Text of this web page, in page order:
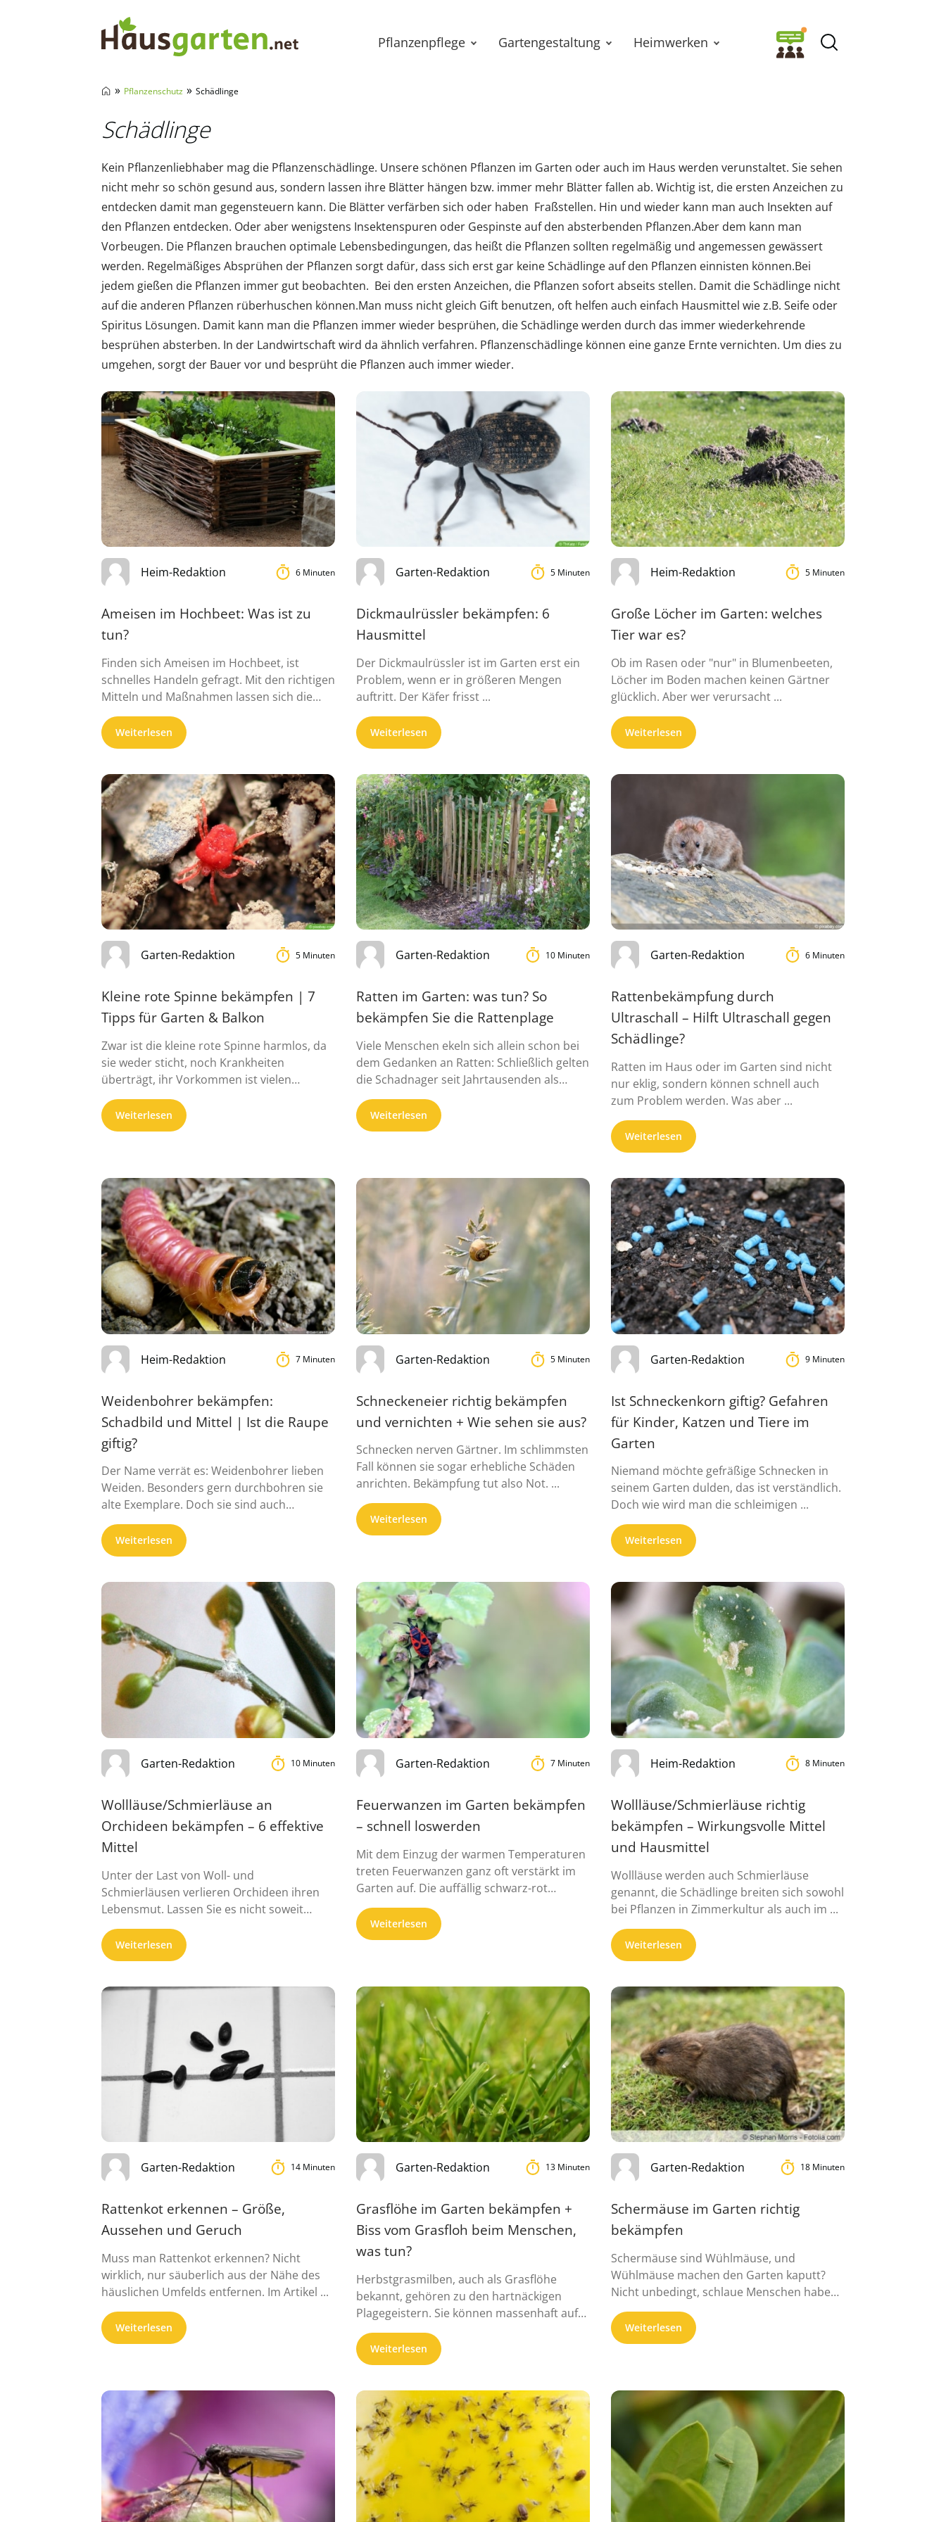
Pflanzenpflege Gartengestaltung Heimwerken
» Pflanzenschutz » Schädlinge
Schädlinge
Kein Pflanzenliebhaber mag die Pflanzenschädlinge. Unsere schönen Pflanzen im Garten oder auch im Haus werden verunstaltet. Sie sehen
nicht mehr so schön gesund aus, sondern lassen ihre Blätter hängen bzw. immer mehr Blätter fallen ab. Wichtig ist, die ersten Anzeichen zu
entdecken damit man gegensteuern kann. Die Blätter verfärben sich oder haben Fraßstellen. Hin und wieder kann man auch Insekten auf
den Pflanzen entdecken. Oder aber wenigstens Insektenspuren oder Gespinste auf den absterbenden Pflanzen.Aber dem kann man
Vorbeugen. Die Pflanzen brauchen optimale Lebensbedingungen, das heißt die Pflanzen sollten regelmäßig und angemessen gewässert
werden. Regelmäßiges Absprühen der Pflanzen sorgt dafür, dass sich erst gar keine Schädlinge auf den Pflanzen einnisten können.Bei
jedem gießen die Pflanzen immer gut beobachten. Bei den ersten Anzeichen, die Pflanzen sofort abseits stellen. Damit die Schädlinge nicht
auf die anderen Pflanzen rüberhuschen können.Man muss nicht gleich Gift benutzen, oft helfen auch einfach Hausmittel wie z.B. Seife oder
Spiritus Lösungen. Damit kann man die Pflanzen immer wieder besprühen, die Schädlinge werden durch das immer wiederkehrende
besprühen absterben. In der Landwirtschaft wird da ähnlich verfahren. Pflanzenschädlinge können eine ganze Ernte vernichten. Um dies zu
umgehen, sorgt der Bauer vor und besprüht die Pflanzen auch immer wieder.
Heim-Redaktion 6 Minuten
Ameisen im Hochbeet: Was ist zu
tun?
Finden sich Ameisen im Hochbeet, ist
schnelles Handeln gefragt. Mit den richtigen
Mitteln und Maßnahmen lassen sich die
Insekten ...
Weiterlesen
Garten-Redaktion 5 Minuten
Dickmaulrüssler bekämpfen: 6
Hausmittel
Der Dickmaulrüssler ist im Garten erst ein
Problem, wenn er in größeren Mengen
auftritt. Der Käfer frisst ...
Weiterlesen
Heim-Redaktion 5 Minuten
Große Löcher im Garten: welches
Tier war es?
Ob im Rasen oder "nur" in Blumenbeeten,
Löcher im Boden machen keinen Gärtner
glücklich. Aber wer verursacht ...
Weiterlesen
Garten-Redaktion 5 Minuten
Kleine rote Spinne bekämpfen | 7
Tipps für Garten & Balkon
Zwar ist die kleine rote Spinne harmlos, da
sie weder sticht, noch Krankheiten
überträgt, ihr Vorkommen ist vielen
Menschen ...
Weiterlesen
Garten-Redaktion 10 Minuten
Ratten im Garten: was tun? So
bekämpfen Sie die Rattenplage
Viele Menschen ekeln sich allein schon bei
dem Gedanken an Ratten: Schließlich gelten
die Schadnager seit Jahrtausenden als
Überträ...
Weiterlesen
Garten-Redaktion 6 Minuten
Rattenbekämpfung durch
Ultraschall – Hilft Ultraschall gegen
Schädlinge?
Ratten im Haus oder im Garten sind nicht
nur eklig, sondern können schnell auch
zum Problem werden. Was aber ...
Weiterlesen
Heim-Redaktion 7 Minuten
Weidenbohrer bekämpfen:
Schadbild und Mittel | Ist die Raupe
giftig?
Der Name verrät es: Weidenbohrer lieben
Weiden. Besonders gern durchbohren sie
alte Exemplare. Doch sie sind auch
Fremdgänger, ...
Weiterlesen
Garten-Redaktion 5 Minuten
Schneckeneier richtig bekämpfen
und vernichten + Wie sehen sie aus?
Schnecken nerven Gärtner. Im schlimmsten
Fall können sie sogar erhebliche Schäden
anrichten. Bekämpfung tut also Not. ...
Weiterlesen
Garten-Redaktion 9 Minuten
Ist Schneckenkorn giftig? Gefahren
für Kinder, Katzen und Tiere im
Garten
Niemand möchte gefräßige Schnecken in
seinem Garten dulden, das ist verständlich.
Doch wie wird man die schleimigen ...
Weiterlesen
Garten-Redaktion 10 Minuten
Wollläuse/Schmierläuse an
Orchideen bekämpfen – 6 effektive
Mittel
Unter der Last von Woll- und
Schmierläusen verlieren Orchideen ihren
Lebensmut. Lassen Sie es nicht soweit
kommen. Ein ganzes ...
Weiterlesen
Garten-Redaktion 7 Minuten
Feuerwanzen im Garten bekämpfen
– schnell loswerden
Mit dem Einzug der warmen Temperaturen
treten Feuerwanzen ganz oft verstärkt im
Garten auf. Die auffällig schwarz-rot
gemusterten ...
Weiterlesen
Heim-Redaktion 8 Minuten
Wollläuse/Schmierläuse richtig
bekämpfen – Wirkungsvolle Mittel
und Hausmittel
Wollläuse werden auch Schmierläuse
genannt, die Schädlinge breiten sich sowohl
bei Pflanzen in Zimmerkultur als auch im ...
Weiterlesen
Garten-Redaktion 14 Minuten
Rattenkot erkennen – Größe,
Aussehen und Geruch
Muss man Rattenkot erkennen? Nicht
wirklich, nur säuberlich aus der Nähe des
häuslichen Umfelds entfernen. Im Artikel ...
Weiterlesen
Garten-Redaktion 13 Minuten
Grasflöhe im Garten bekämpfen +
Biss vom Grasfloh beim Menschen,
was tun?
Herbstgrasmilben, auch als Grasflöhe
bekannt, gehören zu den hartnäckigen
Plagegeistern. Sie können massenhaft auf
dem Rasen ...
Weiterlesen
Garten-Redaktion 18 Minuten
Schermäuse im Garten richtig
bekämpfen
Schermäuse sind Wühlmäuse, und
Wühlmäuse machen den Garten kaputt?
Nicht unbedingt, schlaue Menschen haben
einige ...
Weiterlesen